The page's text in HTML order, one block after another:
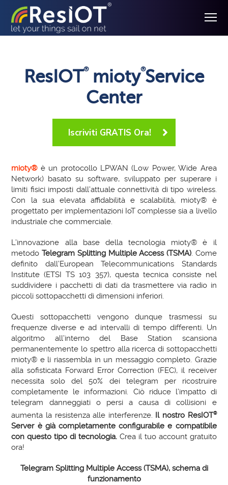
ResIOT®mioty®
Service
Center
Iscriviti GRATIS Ora!
mioty®è un protocollo LPWAN (Low Power, Wide Area
Network) basato su software, sviluppato per superare i
limiti fisici imposti dall’attuale connettività di tipo wireless.
Con la sua elevata affidabilità e scalabilità, mioty® è
progettato per implementazioni IoT complesse sia a livello
industriale che commerciale.
L’innovazione alla base della tecnologia mioty® è il
metodoTelegram Splitting Multiple Access (TSMA). Come
definito dall’European Telecommunications Standards
Institute (ETSI TS 103 357), questa tecnica consiste nel
suddividere i pacchetti di dati da trasmettere via radio in
piccoli sottopacchetti di dimensioni inferiori.
Questi sottopacchetti vengono dunque trasmessi su
frequenze diverse e ad intervalli di tempo differenti. Un
algoritmo all’interno del Base Station scansiona
permanentemente lo spettro alla ricerca di sottopacchetti
mioty® e li riassembla in un messaggio completo. Grazie
alla sofisticata Forward Error Correction (FEC), il receiver
necessita solo del 50% dei telegram per ricostruire
completamente le informazioni. Ciò riduce l’impatto di
telegram danneggiati o persi a causa di collisioni e
aumenta la resistenza alle interferenze. Il nostro ResIOT®
Server è già completamente configurabile e compatibile
con questo tipo di tecnologia. Crea il tuo account gratuito
ora!
Telegram Splitting Multiple Access (TSMA), schema di
funzionamento